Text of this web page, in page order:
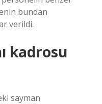
bundan
verildi.
kadrosu
sayman